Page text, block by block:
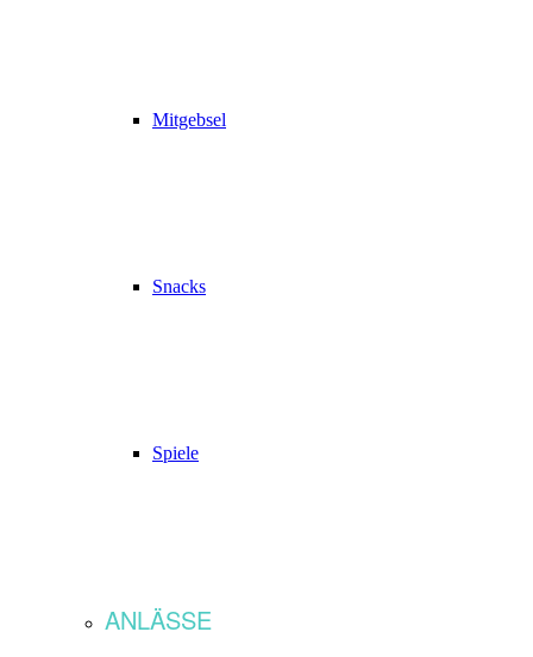
Mitgebsel
Snacks
Spiele
ANLÄSSE